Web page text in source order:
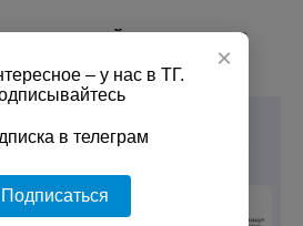
ежедневно
близкими в соцсети.
×
– у нас в ТГ.
Подписаться